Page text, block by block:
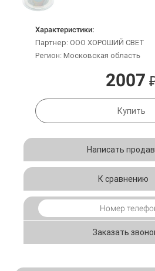
Характеристики:
Партнер: ООО ХОРОШИЙ СВЕТ
Регион: Московская область
2007
Купить
Написать
К сравнению
Заказать